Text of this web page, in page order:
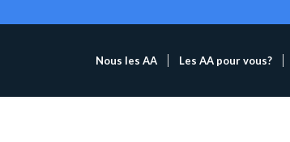
Nous les AA Les AA pour vous?